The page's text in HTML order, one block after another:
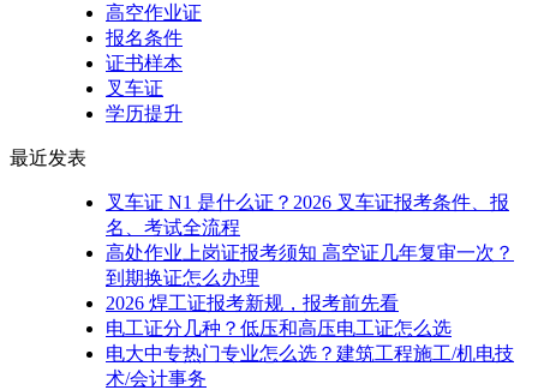
高空作业证
报名条件
证书样本
叉车证
学历提升
最近发表
叉车证 N1 是什么证？2026 叉车证报考条件、报
名、考试全流程
​高处作业上岗证报考须知 高空证几年复审一次？
到期换证怎么办理
2026 焊工证报考新规，报考前先看
电工证分几种？低压和高压电工证怎么选
电大中专热门专业怎么选？建筑工程施工/机电技
术/会计事务